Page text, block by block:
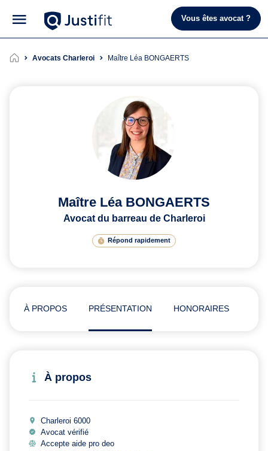
Vous êtes avocat ?
Avocats Charleroi Maître Léa BONGAERTS
Maître Léa BONGAERTS
Avocat du barreau de Charleroi
Répond rapidement
À PROPOS PRÉSENTATION HONORAIRES
À propos
Charleroi 6000
Avocat vérifié
Accepte aide pro deo